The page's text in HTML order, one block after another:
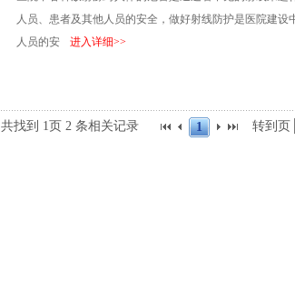
人员、患者及其他人员的安全，做好射线防护是医院建
人员的安
进入详细>>
共找到 1页 2 条相关记录 1 转到页